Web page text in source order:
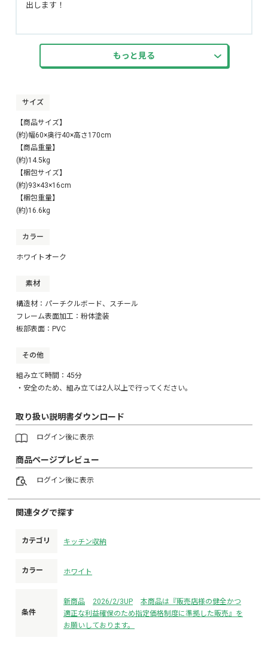
出します！
もっと見る
サイズ
【商品サイズ】
(約)幅60×奥行40×高さ170cm
【商品重量】
(約)14.5kg
【梱包サイズ】
(約)93×43×16cm
【梱包重量】
(約)16.6kg
カラー
ホワイトオーク
素材
構造材：パーチクルボード、スチール
フレーム表面加工：粉体塗装
板部表面：PVC
その他
組み立て時間：45分
・安全のため、組み立ては2人以上で行ってください。
取り扱い説明書ダウンロード
ログイン後に表示
商品ページプレビュー
ログイン後に表示
関連タグで探す
カテゴリ キッチン収納
カラー ホワイト
条件
新商品 2026/2/3UP
本商品は『販売店様の健全かつ
適正な利益確保のため指定価格制度に準拠した販売』を
お願いしております。